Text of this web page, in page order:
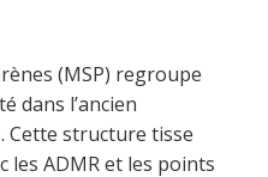
(MSP) regroupe
dans l’ancien
Cette structure tisse
les ADMR et les points